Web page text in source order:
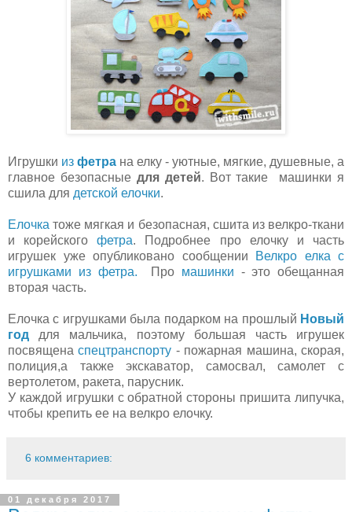
Игрушки из фетра на елку - уютные, мягкие, душевные, а
главное безопасные для детей. Вот такие машинки я
сшила для детской елочки.
Елочкатоже мягкая и безопасная, сшита из велкро-ткани
и корейскогофетра. Подробнее про елочку и часть
игрушек уже опубликовано сообщении
Велкро елка с
игрушками из фетра.
Про машинки - это обещанная
вторая часть.
Елочка с игрушками была подарком на прошлый Новый
год для мальчика, поэтому большая часть игрушек
посвященаспецтранспорту - пожарная машина, скорая,
полиция,а также экскаватор, самосвал, самолет с
вертолетом, ракета, парусник.
У каждой игрушки с обратной стороны пришита липучка,
чтобы крепить ее на велкро елочку.
6 комментариев:
01 декабря 2017